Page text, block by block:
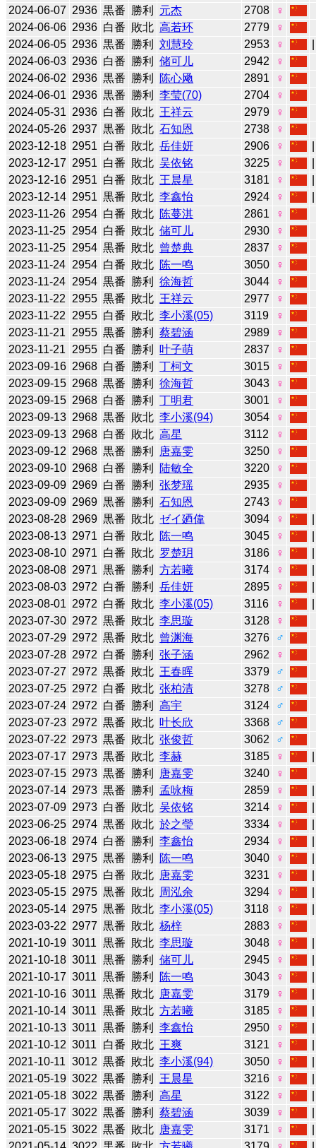
2024-06-07 2936 黒番 勝利 元杰 2708
♀
2024-06-06 2936 白番 敗北 高若环 2779
♀
2024-06-05 2936 黒番 勝利 刘慧玲 2953 ♀
2024-06-03 2936 白番 勝利 储可儿 2942
♀
2024-06-02 2936 黒番 勝利 陈心飏 2891
♀
2024-06-01 2936 黒番 勝利 李莹(70) 2704
♀
2024-05-31 2936 白番 敗北 王祥云 2979
♀
2024-05-26 2937 黒番 敗北 石知恩 2738
♀
2023-12-18 2951 白番 敗北 岳佳妍 2906 ♀
2023-12-17 2951 白番 敗北 吴依铭 3225 ♀
2023-12-16 2951 白番 敗北 王晨星 3181 ♀
2023-12-14 2951 黒番 敗北 李鑫怡 2924 ♀
2023-11-26 2954 白番 敗北 陈蔓淇 2861
♀
2023-11-25 2954 白番 敗北 储可儿 2930
♀
2023-11-25 2954 黒番 敗北 曾楚典 2837
♀
2023-11-24 2954 白番 敗北 陈一鸣 3050
♀
2023-11-24 2954 黒番 勝利 徐海哲 3044
♀
2023-11-22
2955 黒番 敗北 王祥云 2977
♀
2023-11-22
2955 白番 敗北 李小溪(05) 3119
♀
2023-11-21
2955 黒番 勝利 蔡碧涵 2989
♀
2023-11-21
2955 白番 勝利 叶子萌 2837
♀
2023-09-16 2968 白番 勝利 丁柯文 3015
♀
2023-09-15 2968 黒番 勝利 徐海哲 3043
♀
2023-09-15 2968 白番 勝利 丁明君 3001
♀
2023-09-13 2968 黒番 敗北 李小溪(94) 3054
♀
2023-09-13 2968 白番 敗北 高星 3112
♀
2023-09-12 2968 黒番 勝利 唐嘉雯 3250
♀
2023-09-10 2968 白番 勝利 陆敏全 3220
♀
2023-09-09 2969 白番 勝利 张梦瑶 2935
♀
2023-09-09 2969 黒番 勝利 石知恩 2743
♀
2023-08-28 2969 黒番 敗北 ゼイ廼偉 3094 ♀
2023-08-13 2971 白番 敗北 陈一鸣 3045 ♀
2023-08-10 2971 白番 敗北 罗楚玥 3186 ♀
2023-08-08 2971 黒番 勝利 方若曦 3174 ♀
2023-08-03 2972 白番 勝利 岳佳妍 2895 ♀
2023-08-01 2972 白番 敗北 李小溪(05) 3116 ♀
2023-07-30 2972 黒番 敗北 李思璇 3128
♀
2023-07-29 2972 黒番 敗北 曾渊海 3276
♂
2023-07-28 2972 白番 勝利 张子涵 2962
♀
2023-07-27 2972 黒番 敗北 王春晖 3379
♂
2023-07-25 2972 白番 敗北 张柏清 3278
♂
2023-07-24 2972 白番 勝利 高宇 3124
♂
2023-07-23 2972 黒番 敗北 叶长欣 3368
♂
2023-07-22 2973 黒番 敗北 张俊哲 3062
♂
2023-07-17 2973 黒番 敗北 李赫 3185 ♀
2023-07-15 2973 黒番 勝利 唐嘉雯 3240
♀
2023-07-14 2973 黒番 勝利 孟咏梅 2859 ♀
2023-07-09 2973 白番 敗北 吴依铭 3214 ♀
2023-06-25 2974 黒番 敗北 於之瑩 3334 ♀
2023-06-18 2974 白番 勝利 李鑫怡 2934 ♀
2023-06-13 2975 黒番 勝利 陈一鸣 3040 ♀
2023-05-18 2975 白番 敗北 唐嘉雯 3231 ♀
2023-05-15 2975 黒番 敗北 周泓余 3294 ♀
2023-05-14 2975 黒番 敗北 李小溪(05) 3118 ♀
2023-03-22 2977 黒番 敗北 杨梓 2883
♀
2021-10-19 3011 黒番 敗北 李思璇 3048 ♀
2021-10-18 3011 黒番 勝利 储可儿 2945 ♀
2021-10-17 3011 黒番 勝利 陈一鸣 3043 ♀
2021-10-16 3011 黒番 敗北 唐嘉雯 3179 ♀
2021-10-14 3011 黒番 敗北 方若曦 3185 ♀
2021-10-13 3011 黒番 勝利 李鑫怡 2950 ♀
2021-10-12 3011 白番 敗北 王爽 3121 ♀
2021-10-11 3012 黒番 敗北 李小溪(94) 3050 ♀
2021-05-19 3022 黒番 勝利 王晨星 3216 ♀
2021-05-18 3022 黒番 勝利 高星 3122 ♀
2021-05-17 3022 黒番 勝利 蔡碧涵 3039 ♀
2021-05-15 3022 黒番 敗北 唐嘉雯 3171 ♀